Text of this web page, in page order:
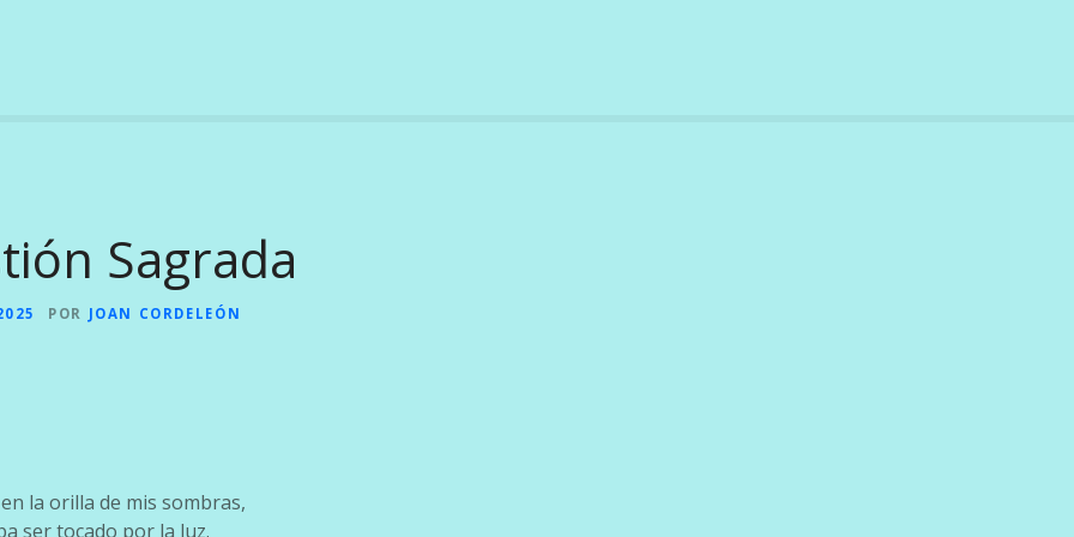
Sagrada
POR JOAN CORDELEÓN
la orilla de mis sombras,
ser tocado por la luz.